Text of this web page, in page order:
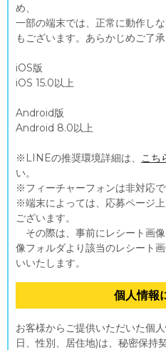
め、
一部の端末では、正常に動作し
もございます。あらかじめご了承
iOS版
iOS 15.0以上
Android版
Android 8.0以上
※LINEの推奨環境詳細は、 こち
い。
※フィーチャーフォンは非対応で
※端末によっては、応募ページ
ございます。
その際は、事前にレシート画
像フォルダより該当のレシート
いいたします。
個人情報
お客様からご提供いただいた個
日、性別、居住地)は、秘密保持